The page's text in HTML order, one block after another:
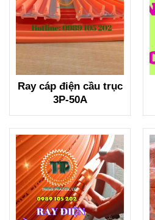
Ray cáp điện cầu trục
3P-50A